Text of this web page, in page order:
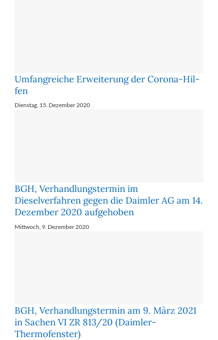
Um­fang­rei­che Er­wei­te­rung der Co­ro­na-Hil­
fen
Dienstag, 15. Dezember 2020
BGH, Verhandlungstermin im
Dieselverfahren gegen die Daimler AG am 14.
Dezember 2020 aufgehoben
Mittwoch, 9. Dezember 2020
BGH, Verhandlungstermin am 9. März 2021
in Sachen VI ZR 813/20 (Daimler-
Thermofenster)